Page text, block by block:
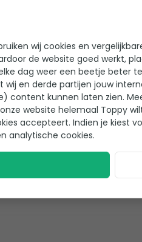
Simpel aan te sluiten
Warmt goed op
Slaat automatisch
wij cookies en
de website goed werkt,
dag weer een beetje beter
wij en derde partijen jouw
content kunnen laten zien.
website helemaal Toppy
accepteert. Indien je kiest
analytische cookies.